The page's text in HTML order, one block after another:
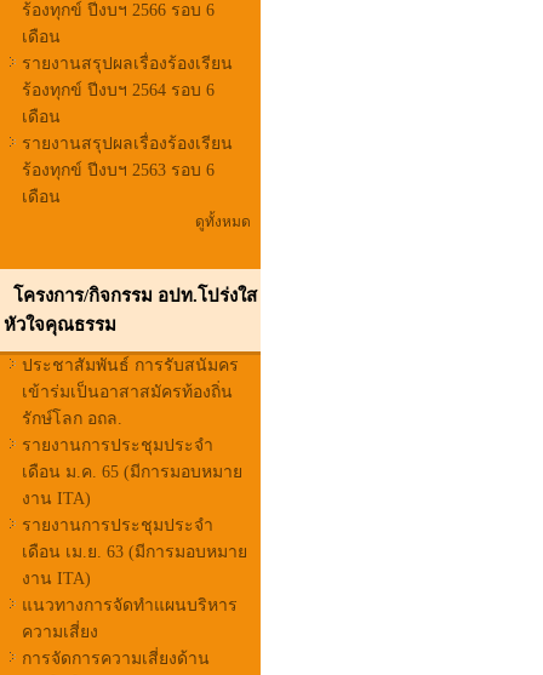
ร้องทุกข์ ปีงบฯ 2566 รอบ 6
เดือน
รายงานสรุปผลเรื่องร้องเรียน
ร้องทุกข์ ปีงบฯ 2564 รอบ 6
เดือน
รายงานสรุปผลเรื่องร้องเรียน
ร้องทุกข์ ปีงบฯ 2563 รอบ 6
เดือน
ดูทั้งหมด
โครงการ/กิจกรรม อปท.โปร่งใส
หัวใจคุณธรรม
ประชาสัมพันธ์ การรับสนัมคร
เข้าร่มเป็นอาสาสมัครท้องถิ่น
รักษ์โลก อถล.
รายงานการประชุมประจำ
เดือน ม.ค. 65 (มีการมอบหมาย
งาน ITA)
รายงานการประชุมประจำ
เดือน เม.ย. 63 (มีการมอบหมาย
งาน ITA)
แนวทางการจัดทำแผนบริหาร
ความเสี่ยง
การจัดการความเสี่ยงด้าน